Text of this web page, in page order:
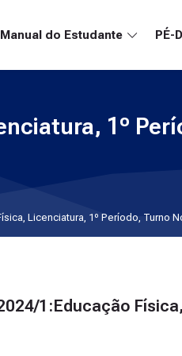
Manual do Estudante PÉ-
1º
Licenciatura, 1º Período, Turno
1:Educação